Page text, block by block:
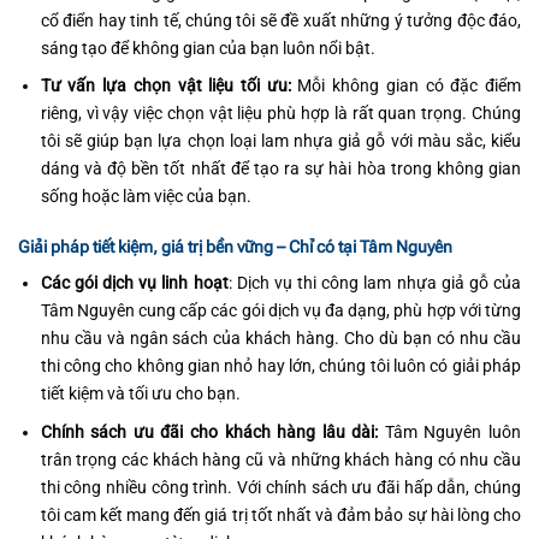
cổ điển hay tinh tế, chúng tôi sẽ đề xuất những ý tưởng độc đáo,
sáng tạo để không gian của bạn luôn nổi bật.
Tư vấn lựa chọn vật liệu tối ưu: Mỗi không gian có đặc điểm
riêng, vì vậy việc chọn vật liệu phù hợp là rất quan trọng. Chúng
tôi sẽ giúp bạn lựa chọn loại lam nhựa giả gỗ với màu sắc, kiểu
dáng và độ bền tốt nhất để tạo ra sự hài hòa trong không gian
sống hoặc làm việc của bạn.
Giải pháp tiết kiệm, giá trị bền vững – Chỉ có tại Tâm Nguyên
Các gói dịch vụ linh hoạt: Dịch vụ thi công lam nhựa giả gỗ của
Tâm Nguyên cung cấp các gói dịch vụ đa dạng, phù hợp với từng
nhu cầu và ngân sách của khách hàng. Cho dù bạn có nhu cầu
thi công cho không gian nhỏ hay lớn, chúng tôi luôn có giải pháp
tiết kiệm và tối ưu cho bạn.
Chính sách ưu đãi cho khách hàng lâu dài: Tâm Nguyên luôn
trân trọng các khách hàng cũ và những khách hàng có nhu cầu
thi công nhiều công trình. Với chính sách ưu đãi hấp dẫn, chúng
tôi cam kết mang đến giá trị tốt nhất và đảm bảo sự hài lòng cho